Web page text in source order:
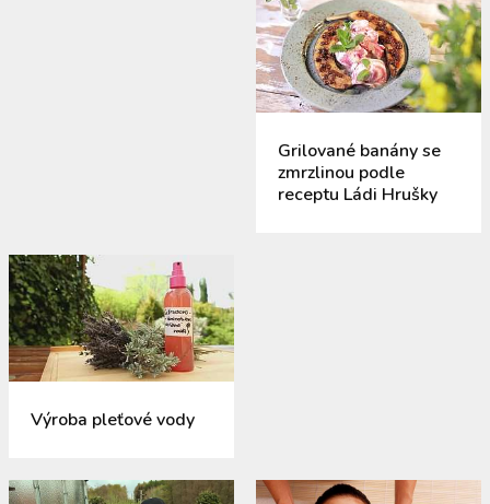
Grilované banány se
zmrzlinou podle
receptu Ládi Hrušky
Výroba pleťové vody